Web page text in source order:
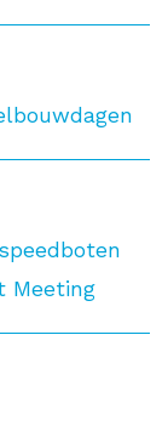
Meeting